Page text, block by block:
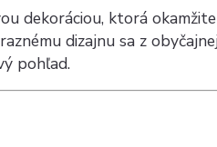
dekoráciou, ktorá
dizajnu sa z
pohľad.